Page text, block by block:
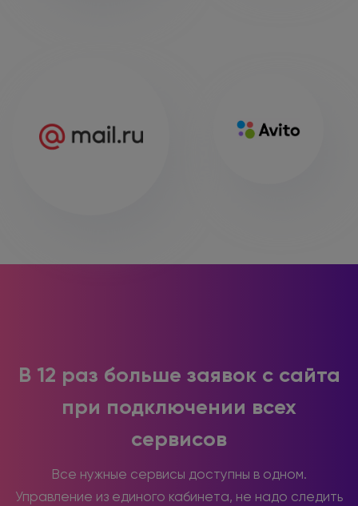
В 12 раз больше заявок с сайта
при подключении всех
сервисов
Все нужные сервисы доступны в одном.
Управление из единого кабинета, не надо следить